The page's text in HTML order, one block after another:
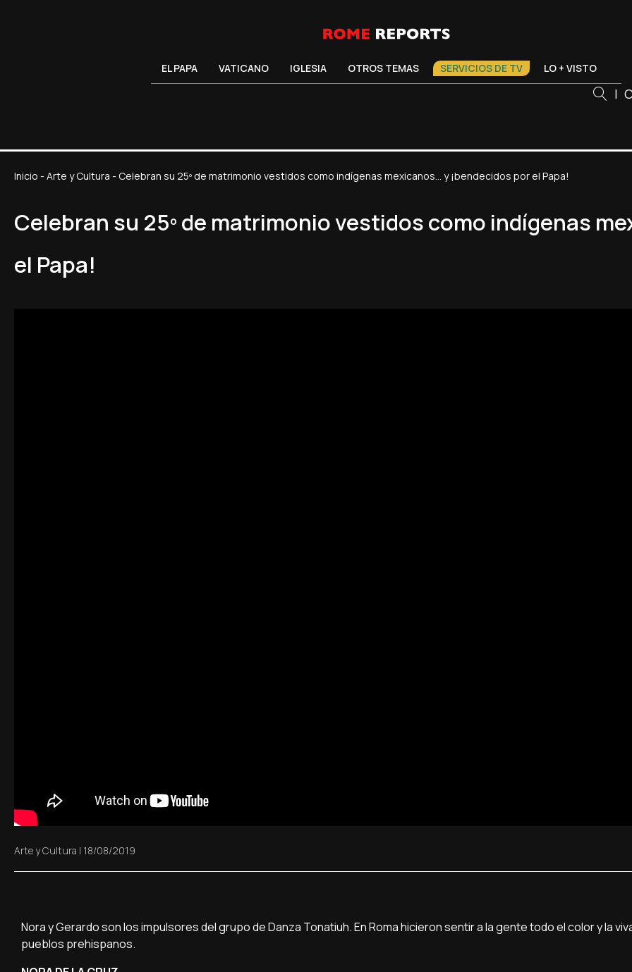
EL PAPA VATICANO IGLESIA OTROS TEMAS SERVICIOS DE TV LO + VISTO
|
Inicio - Arte y Cultura - Celebran su 25º de matrimonio vestidos como indígenas mexicanos... y ¡bendecidos por el Papa!
Celebran su 25º de matrimonio vestidos como indígenas
el Papa!
Arte y Cultura | 18/08/2019
Nora y Gerardo son los impulsores del grupo de Danza Tonatiuh. En Roma hicieron sentir a la gente todo el color y la
pueblos prehispanos.